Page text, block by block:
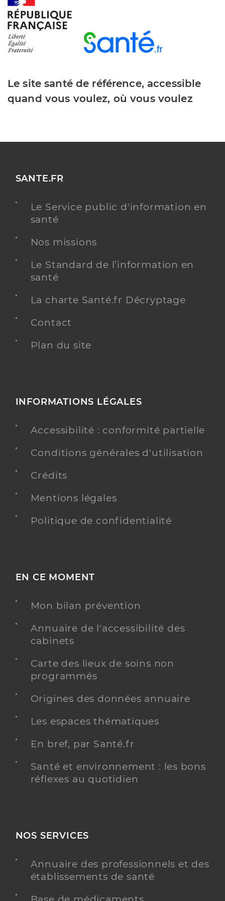
Téléphone
0240960404
Le site santé de référence, accessible
quand vous voulez, où vous voulez
SANTE.FR
Le Service public d'information en
santé
Nos missions
Le Standard de l’information en
santé
La charte Santé.fr Décryptage
Contact
Plan du site
INFORMATIONS LÉGALES
Accessibilité : conformité partielle
Conditions générales d'utilisation
Crédits
Mentions légales
Politique de confidentialité
EN CE MOMENT
Mon bilan prévention
Annuaire de l'accessibilité des
cabinets
Carte des lieux de soins non
programmés
Origines des données annuaire
Les espaces thématiques
En bref, par Santé.fr
Santé et environnement : les bons
réflexes au quotidien
NOS SERVICES
Annuaire des professionnels et des
établissements de santé